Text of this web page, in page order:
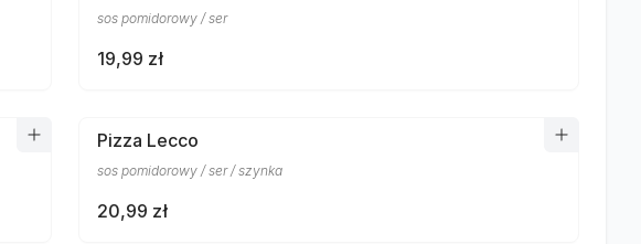
sos pomidorowy / ser
19,99 zł
Pizza Lecco
sos pomidorowy / ser / szynka
20,99 zł